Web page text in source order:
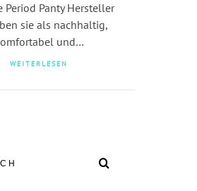
Period Panty Hersteller
sie als nachhaltig,
und…
WEITERLESEN